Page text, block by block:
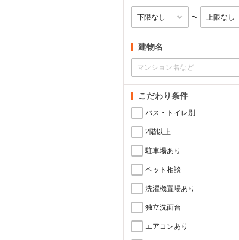
〜
建物名
こだわり条件
バス・トイレ別
2階以上
駐車場あり
ペット相談
洗濯機置場あり
独立洗面台
エアコンあり